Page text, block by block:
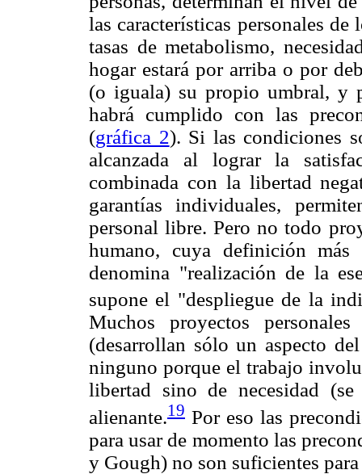
las características personales
tasas de metabolismo,
hogar estará por arriba o por
(o iguala) su propio umbral, y
habrá cumplido con las
(gráfica 2). Si las condiciones
alcanzada al lograr la
combinada con la libertad
garantías individuales,
personal libre. Pero no todo
humano, cuya definición
denomina "realización de la
supone el "despliegue de la
Muchos proyectos
(desarrollan sólo un aspecto
ninguno porque el trabajo
libertad sino de necesidad
alienante.19 Por eso las
para usar de momento las
y Gough) no son suficientes